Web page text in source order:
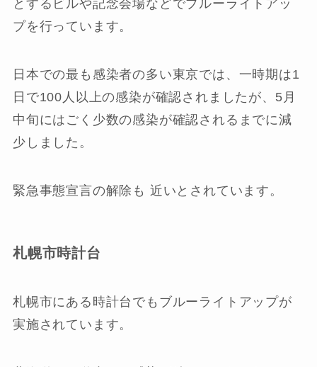
とするビルや記念会場などでブルーライトアッ
プを行っています。
日本での最も感染者の多い東京では、一時期は1
日で100人以上の感染が確認されましたが、5月
中旬にはごく少数の感染が確認されるまでに減
少しました。
緊急事態宣言の解除も 近いとされています。
札幌市時計台
札幌市にある時計台でもブルーライトアップが
実施されています。